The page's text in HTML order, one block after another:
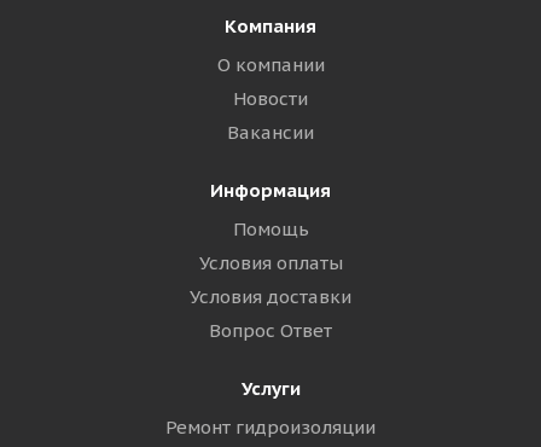
Компания
О компании
Новости
Вакансии
Информация
Помощь
Условия оплаты
Условия доставки
Вопрос Ответ
Услуги
Ремонт гидроизоляции